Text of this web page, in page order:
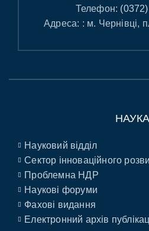
Телефон:
Адреса: : м. Чернівці,
НАУКА
Науковий відділ
Сектор інноваційного
Проблемна НДР
Наукові форуми
Фахові видання
Електронний архів